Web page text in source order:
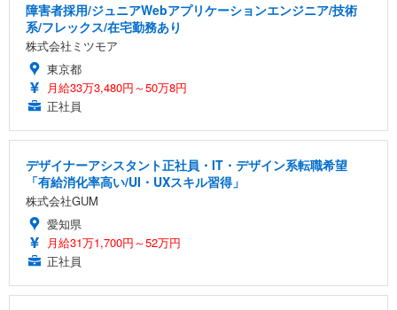
障害者採用/ジュニアWebアプリケーションエンジニア/技術
系/フレックス/在宅勤務あり
株式会社ミツモア
東京都
月給33万3,480円～50万8円
正社員
デザイナーアシスタント正社員・IT・デザイン系転職希望
「有給消化率高い/UI・UXスキル習得」
株式会社GUM
愛知県
月給31万1,700円～52万円
正社員